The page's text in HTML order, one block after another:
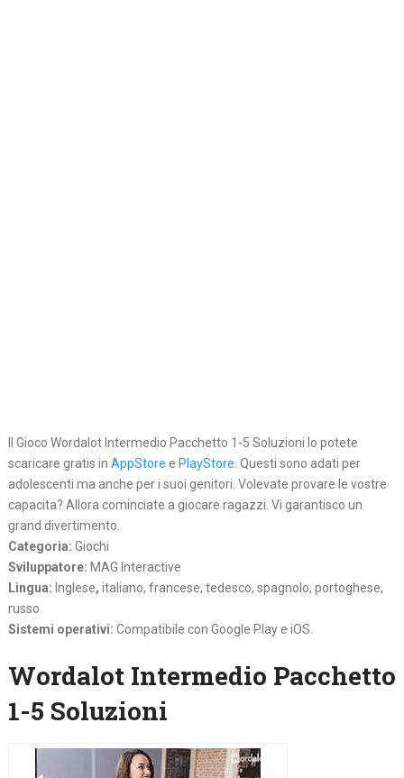
Il Gioco Wordalot Intermedio Pacchetto 1-5 Soluzioni lo potete
scaricare gratis in AppStore e PlayStore. Questi sono adati per
adolescenti ma anche per i suoi genitori. Volevate provare le vostre
capacita? Allora cominciate a giocare ragazzi. Vi garantisco un
grand divertimento.
Categoria: Giochi
Sviluppatore: MAG Interactive
Lingua: Inglese, italiano, francese, tedesco, spagnolo, portoghese,
russo
Sistemi operativi: Compatibile con Google Play e iOS.
Wordalot Intermedio Pacchetto
1-5 Soluzioni